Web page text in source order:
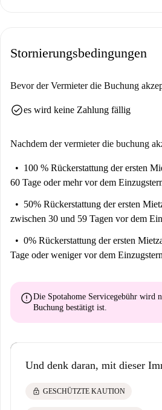
La Buena Dicha, die Calle de Los Libreros,
Tauchen Sie ein in die pulsierende
Stornierungsbedingungen
Bevor der Vermieter die Buchung
check_circlees wird keine Zahlung fällig
Nachdem der vermieter die buchung
100 % Rückerstattung der ersten
60 Tage oder mehr vor dem
50% Rückerstattung der ersten
zwischen 30 und 59 Tagen vor dem
0% Rückerstattung der ersten
Tage oder weniger vor dem
errorDie Spotahome Servicegebühr wird
Buchung bestätigt ist.
Und denk daran, mit dieser
lock GESCHÜTZTE KAUTION